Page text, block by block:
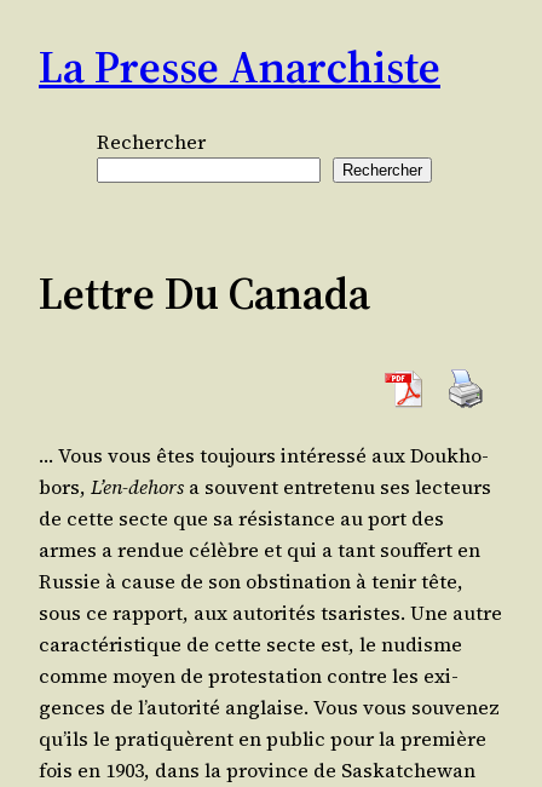
contenu
La Presse Anarchiste
Rechercher
Rechercher
Lettre Du Canada
… Vous vous êtes tou­jours inté­res­sé aux Dou­kho­
bors, L’en-dehors a sou­vent entre­te­nu ses lec­teurs
de cette secte que sa résis­tance au port des
armes a ren­due célèbre et qui a tant souf­fert en
Rus­sie à cause de son obs­ti­na­tion à tenir tête,
sous ce rap­port, aux auto­ri­tés tsa­ristes. Une autre
carac­té­ris­tique de cette secte est, le nudisme
comme moyen de pro­tes­ta­tion contre les exi­
gences de l’au­to­ri­té anglaise. Vous vous sou­ve­nez
qu’ils le pra­ti­quèrent en public pour la pre­mière
fois en 1903, dans la pro­vince de Sas­kat­che­wan